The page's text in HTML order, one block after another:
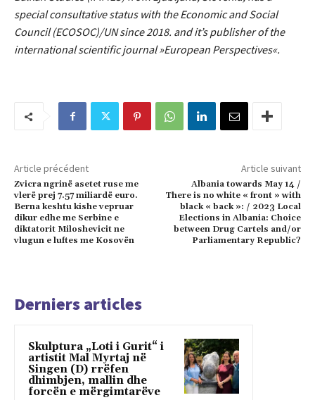
special consultative status with the Economic and Social
Council (ECOSOC)/UN since 2018. and it’s publisher of the
international scientific journal »European Perspectives«.
Article précédent
Zvicra ngrinë asetet ruse me
vlerë prej 7.57 miliardë euro.
Berna keshtu kishe vepruar
dikur edhe me Serbine e
diktatorit Miloshevicit ne
vlugun e luftes me Kosovën
Article suivant
Albania towards May 14 /
There is no white « front » with
black « back »: / 2023 Local
Elections in Albania: Choice
between Drug Cartels and/or
Parliamentary Republic?
Derniers articles
Skulptura „Loti i Gurit“ i
artistit Mal Myrtaj në
Singen (D) rrëfen
dhimbjen, mallin dhe
forcën e mërgimtarëve